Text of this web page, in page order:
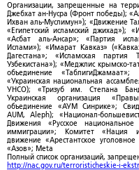
Организации, запрещенные на
Джебхат ан-Нусра (Фронт победы);
Ихван аль-Муслимун»); «Движение
«Египетский исламский джихад»);
«Асбат аль-Ансар»; «Партия
Ислами»); «Имарат Кавказ»
Дагестана»; «Исламская партия
Узбекистана»); «Меджлис крымско-
объединение
«Украинская национальная
УНСО); «Тризуб им. Степана
Украинская организация
объединение «АУМ Синрике»;
AUM, Aleph); «Национал-
Движения «Русское
иммиграции»; Комитет «Нация
движение «Арестантское
«Азов»; Meta
Полный список организаций,
http://nac.gov.ru/terroristicheskie-i-